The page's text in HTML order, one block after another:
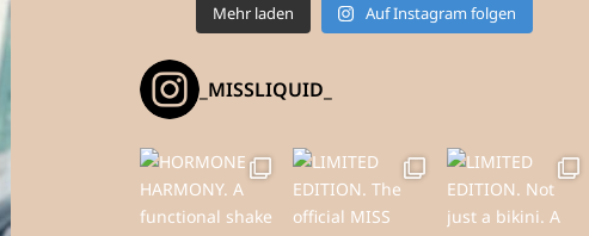
Mehr laden Auf Instagram folgen
_MISSLIQUID_